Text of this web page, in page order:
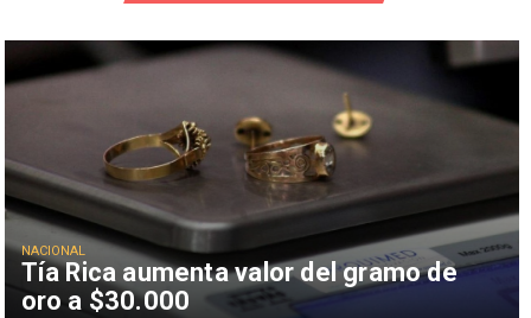
Tía Rica aumenta valor del gramo de
oro a $30.000
NACIONAL